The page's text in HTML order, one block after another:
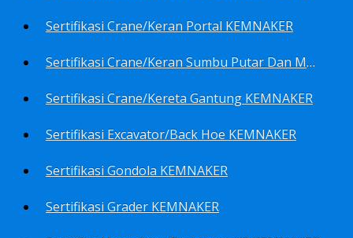
Sertifikasi Crane/Keran Portal KEMNAKER
Sertifikasi Crane/Keran Sumbu Putar Dan Mesin Pancang KEMNAKER
Sertifikasi Crane/Kereta Gantung KEMNAKER
Sertifikasi Excavator/Back Hoe KEMNAKER
Sertifikasi Gondola KEMNAKER
Sertifikasi Grader KEMNAKER